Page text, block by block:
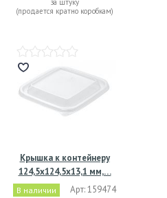
за штуку
(продается кратно коробкам)
Крышка к контейнеру
124,5х124,5х13,1 мм,…
В наличии Арт: 159474